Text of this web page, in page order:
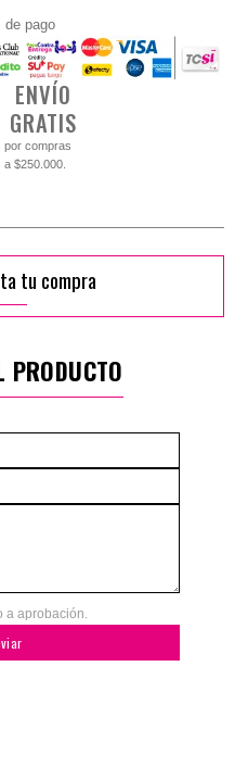
de pago
ENVÍO
GRATIS
por compras
$250.000.
tu compra
PRODUCTO
a aprobación.